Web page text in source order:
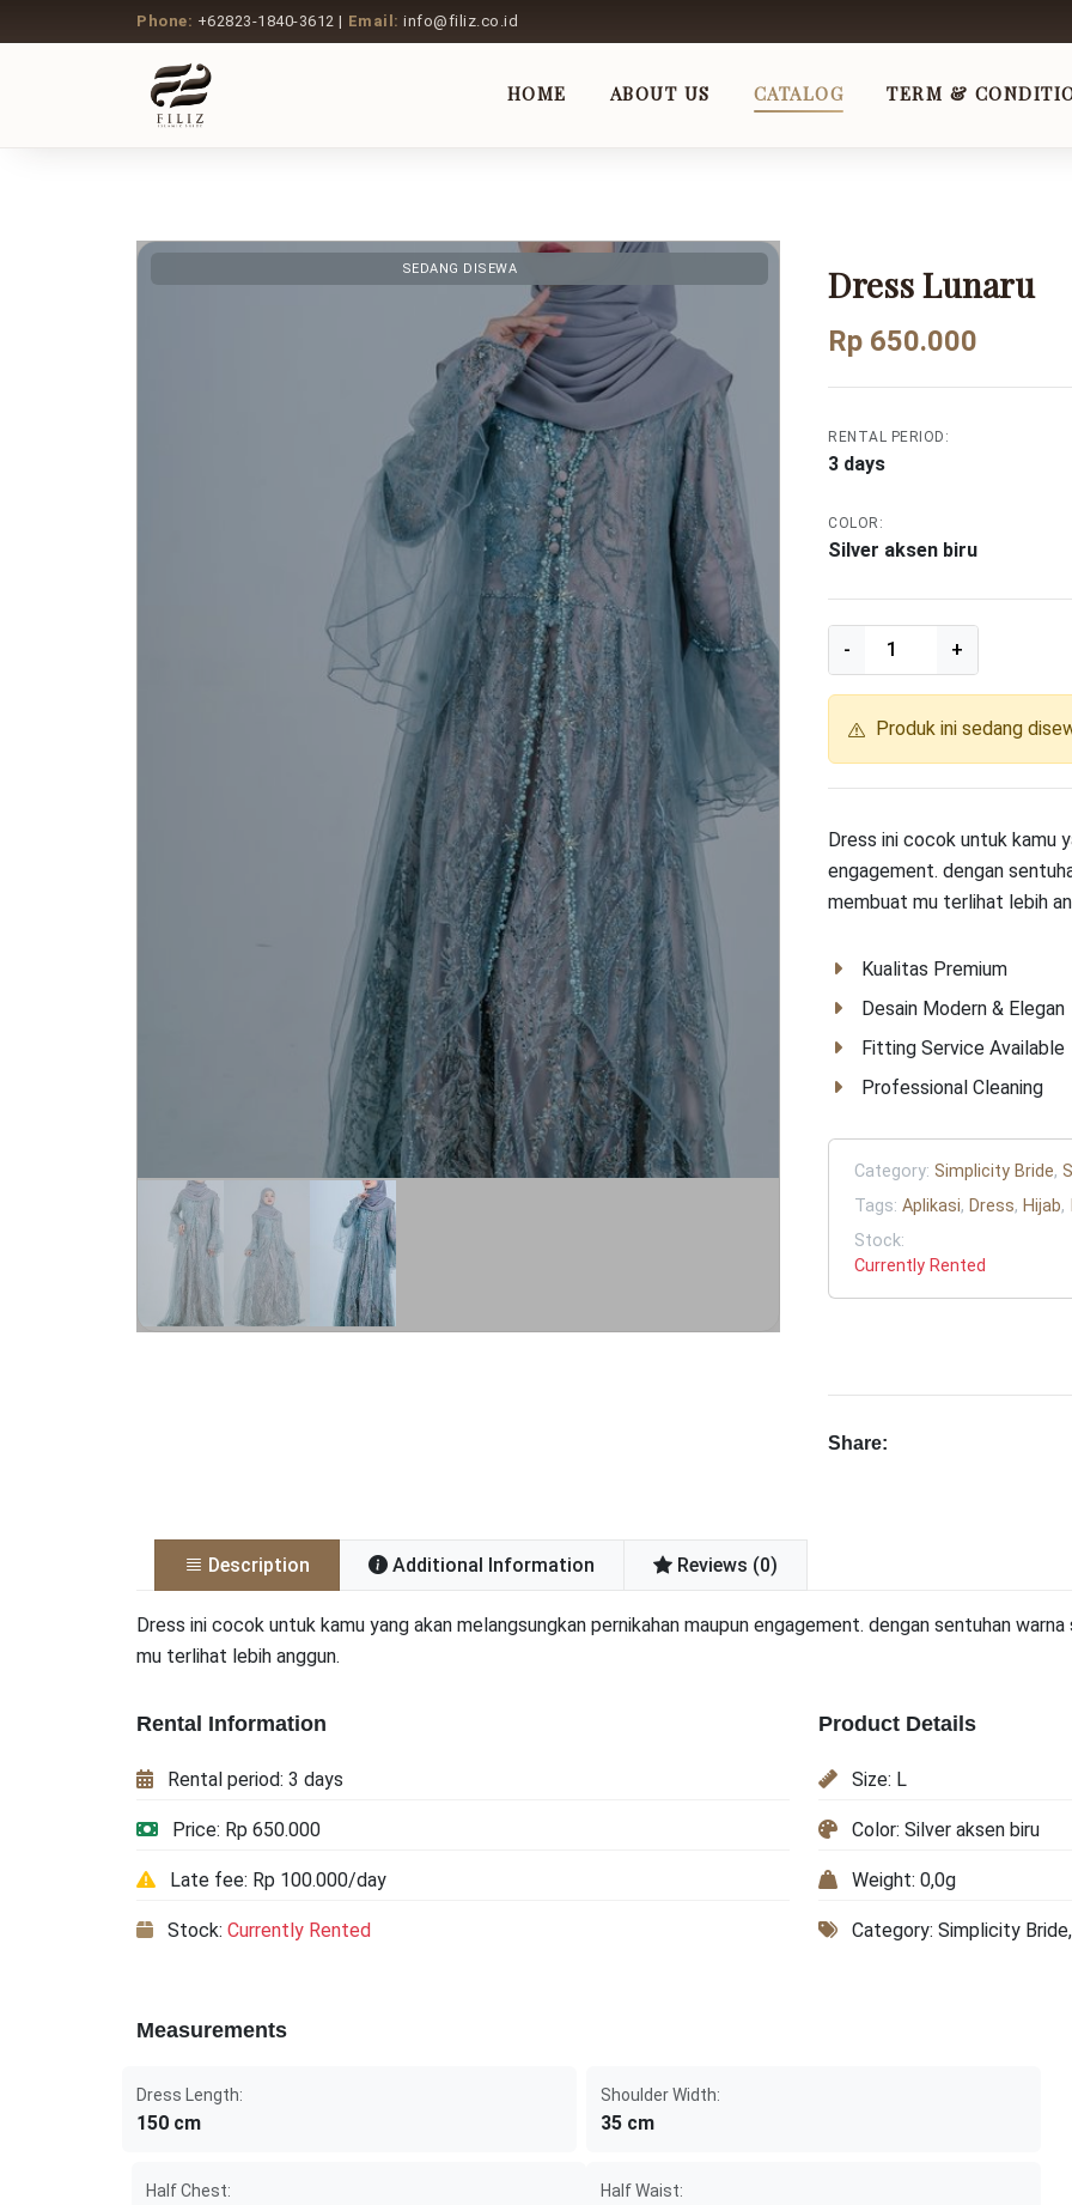
Phone: +62823-1840-3612 | Email: info@filiz.co.id
HOME ABOUT US CATALOG TERM &
SEDANG DISEWA Dress Lunaru
Rp 650.000
RENTAL PERIOD:
3 days
COLOR:
Silver aksen biru
Produk ini sedang
Dress ini cocok untuk kamu
engagement. dengan
membuat mu terlihat lebih
Kualitas Premium
Desain Modern & Elegan
Fitting Service Available
Professional Cleaning
Category: Simplicity Bride,
Tags: Aplikasi, Dress, Hijab,
Stock:
Currently Rented
Share:
Description Additional Information Reviews (0)
Dress ini cocok untuk kamu yang akan melangsungkan pernikahan maupun engagement. dengan sentuhan
mu terlihat lebih anggun.
Rental Information
Rental period: 3 days
Price: Rp 650.000
Late fee: Rp 100.000/day
Stock: Currently Rented
Product Details
Size: L
Color: Silver aksen biru
Weight: 0,0g
Category: Simplicity
Measurements
Dress Length:
150 cm
Shoulder Width:
35 cm
Half Chest: Half Waist: